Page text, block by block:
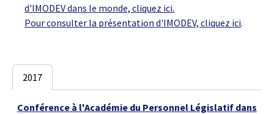
d'IMODEV dans le monde, cliquez ici.
Pour consulter la présentation d'IMODEV, cliquez ici.
2017
Conférence à l'Académie du Personnel Législatif dans